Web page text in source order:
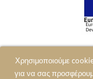
Χρησιμοποιούμε
για να σας